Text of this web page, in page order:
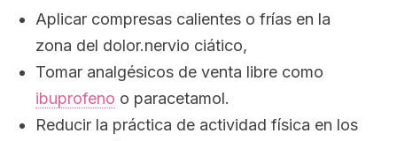
Aplicar compresas calientes o frías en la
zona del dolor.nervio ciático,
Tomar analgésicos de venta libre como
ibuprofeno o paracetamol.
Reducir la práctica de actividad física en los